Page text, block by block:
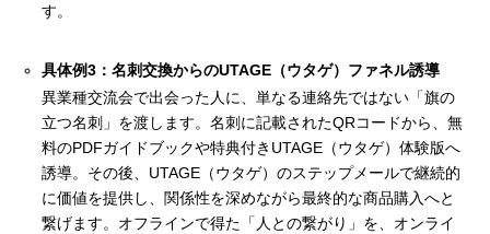
す。
具体例3：名刺交換からのUTAGE（ウタゲ）ファネル誘導
異業種交流会で出会った人に、単なる連絡先ではない「旗の
立つ名刺」を渡します。名刺に記載されたQRコードから、無
料のPDFガイドブックや特典付きUTAGE（ウタゲ）体験版へ
誘導。その後、UTAGE（ウタゲ）のステップメールで継続的
に価値を提供し、関係性を深めながら最終的な商品購入へと
繋げます。オフラインで得た「人との繋がり」を、オンライ